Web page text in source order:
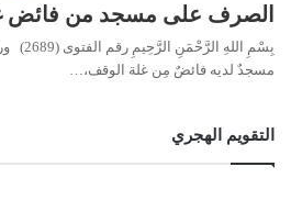
الصرف على مسجد من فائض
بِسْمِ
مسجدٌ لديه فائضٌ مِن غلة الوقف،…
التقويم الهجري